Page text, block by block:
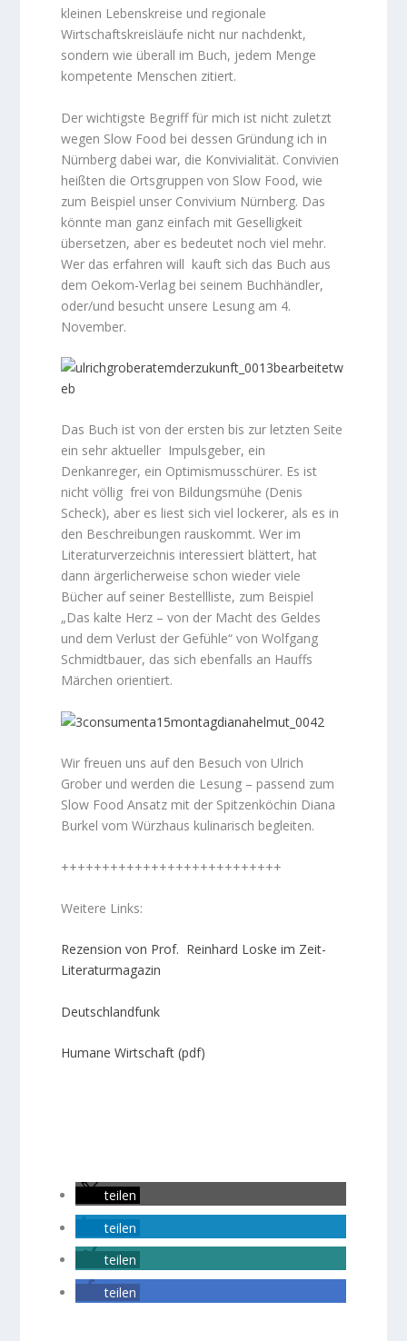
kleinen Lebenskreise und regionale
Wirtschaftskreisläufe nicht nur nachdenkt,
sondern wie überall im Buch, jedem Menge
kompetente Menschen zitiert.
Der wichtigste Begriff für mich ist nicht zuletzt
wegen Slow Food bei dessen Gründung ich in
Nürnberg dabei war, die Konvivialität. Convivien
heißten die Ortsgruppen von Slow Food, wie
zum Beispiel unser Convivium Nürnberg. Das
könnte man ganz einfach mit Geselligkeit
übersetzen, aber es bedeutet noch viel mehr.
Wer das erfahren will kauft sich das Buch aus
dem Oekom-Verlag bei seinem Buchhändler,
oder/und besucht unsere Lesung am 4.
November.
Das Buch ist von der ersten bis zur letzten Seite
ein sehr aktueller Impulsgeber, ein
Denkanreger, ein Optimismusschürer. Es ist
nicht völlig frei von Bildungsmühe (Denis
Scheck), aber es liest sich viel lockerer, als es in
den Beschreibungen rauskommt. Wer im
Literaturverzeichnis interessiert blättert, hat
dann ärgerlicherweise schon wieder viele
Bücher auf seiner Bestellliste, zum Beispiel
„Das kalte Herz – von der Macht des Geldes
und dem Verlust der Gefühle“ von Wolfgang
Schmidtbauer, das sich ebenfalls an Hauffs
Märchen orientiert.
Wir freuen uns auf den Besuch von Ulrich
Grober und werden die Lesung – passend zum
Slow Food Ansatz mit der Spitzenköchin Diana
Burkel vom Würzhaus kulinarisch begleiten.
+++++++++++++++++++++++++++
Weitere Links:
Rezension von Prof. Reinhard Loske im Zeit-
Literaturmagazin
Deutschlandfunk
Humane Wirtschaft (pdf)
teilen
teilen
teilen
teilen